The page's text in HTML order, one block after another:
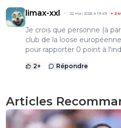
limax-xxl 22 mai 2026 à 19:49 +
Je crois que personne (à
club de la loose
pour rapporter 0 point à
2+ Répondre
Articles